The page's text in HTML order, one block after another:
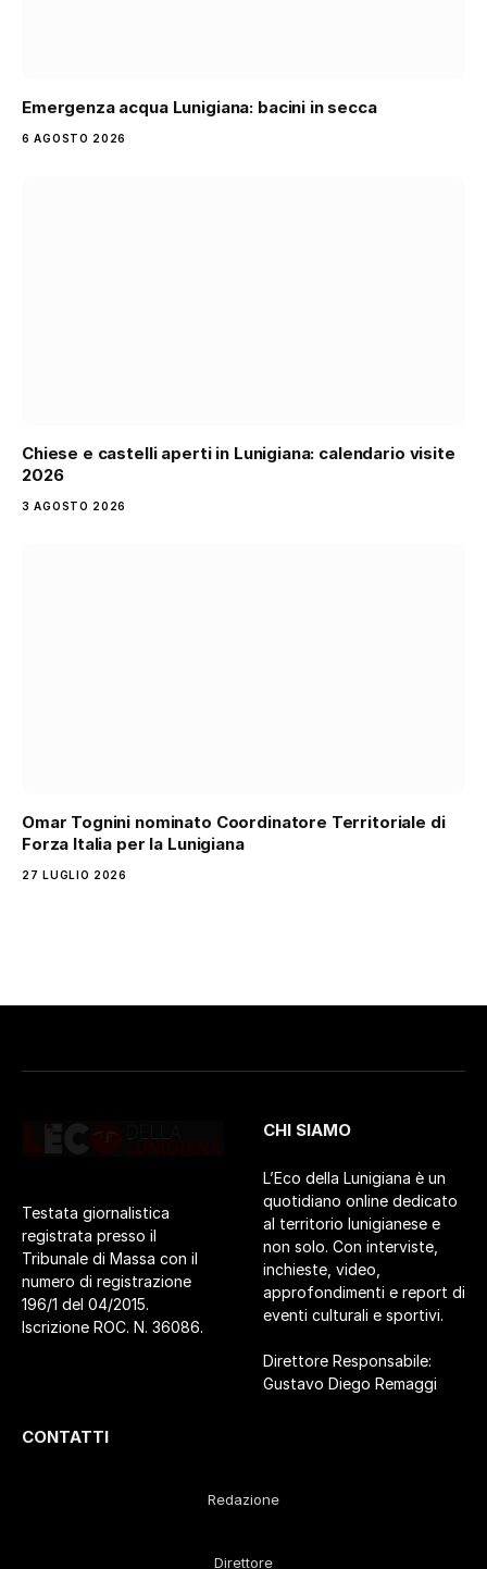
Emergenza acqua Lunigiana: bacini in secca
6 AGOSTO 2026
Chiese e castelli aperti in Lunigiana: calendario visite
2026
3 AGOSTO 2026
Omar Tognini nominato Coordinatore Territoriale di
Forza Italia per la Lunigiana
27 LUGLIO 2026
Testata giornalistica
registrata presso il
Tribunale di Massa con il
numero di registrazione
196/1 del 04/2015.
Iscrizione ROC. N. 36086.
CHI SIAMO
L’Eco della Lunigiana è un
quotidiano online dedicato
al territorio lunigianese e
non solo. Con interviste,
inchieste, video,
approfondimenti e report di
eventi culturali e sportivi.
Direttore Responsabile:
Gustavo Diego Remaggi
CONTATTI
Redazione
Direttore